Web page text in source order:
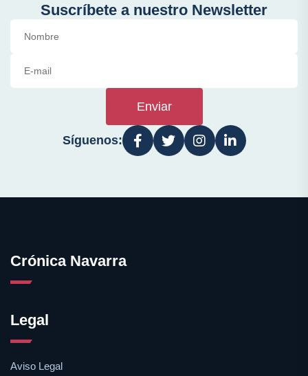
Suscríbete a nuestro Newsletter
Enviar
Síguenos:
Crónica Navarra
Legal
Aviso Legal